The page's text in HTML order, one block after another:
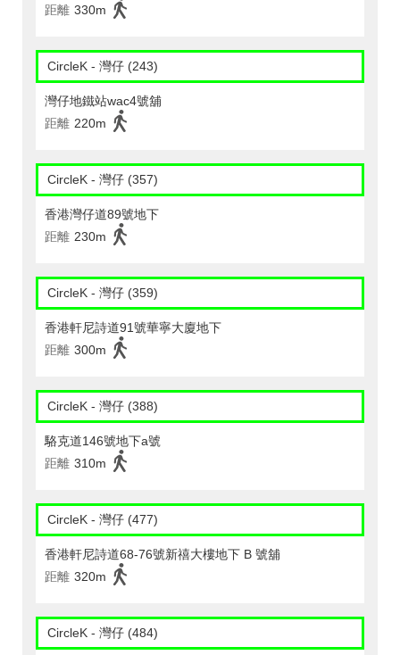
距離 330m
CircleK - 灣仔 (243)
灣仔地鐵站wac4號舖
距離 220m
CircleK - 灣仔 (357)
香港灣仔道89號地下
距離 230m
CircleK - 灣仔 (359)
香港軒尼詩道91號華寧大廈地下
距離 300m
CircleK - 灣仔 (388)
駱克道146號地下a號
距離 310m
CircleK - 灣仔 (477)
香港軒尼詩道68-76號新禧大樓地下 B 號舖
距離 320m
CircleK - 灣仔 (484)